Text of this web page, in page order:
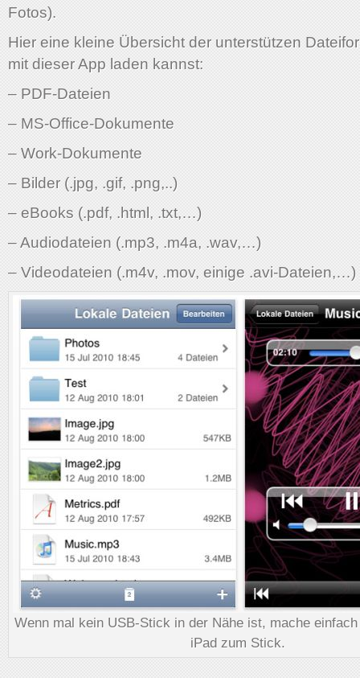
Fotos).
Hier eine kleine Übersicht der unterstützen
mit dieser App laden kannst:
– PDF-Dateien
– MS-Office-Dokumente
– Work-Dokumente
– Bilder (.jpg, .gif, .png,..)
– eBooks (.pdf, .html, .txt,…)
– Audiodateien (.mp3, .m4a, .wav,…)
– Videodateien (.m4v, .mov, einige .avi-Dateien,…)
Wenn mal kein USB-Stick in der Nähe ist, mache
iPad zum Stick.